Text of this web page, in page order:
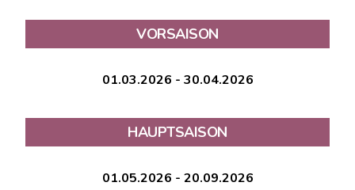
VORSAISON
01.03.2026 - 30.04.2026
HAUPTSAISON
01.05.2026 - 20.09.2026